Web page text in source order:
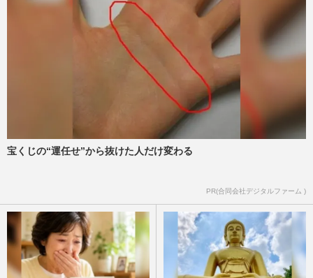
宝くじの“運任せ”から抜けた人だけ変わる
PR(合同会社デジタルファーム )